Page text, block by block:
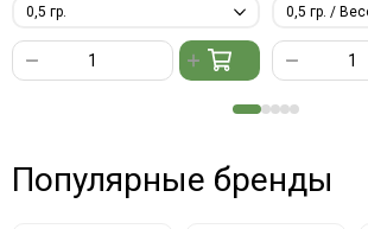
Популярные бренды